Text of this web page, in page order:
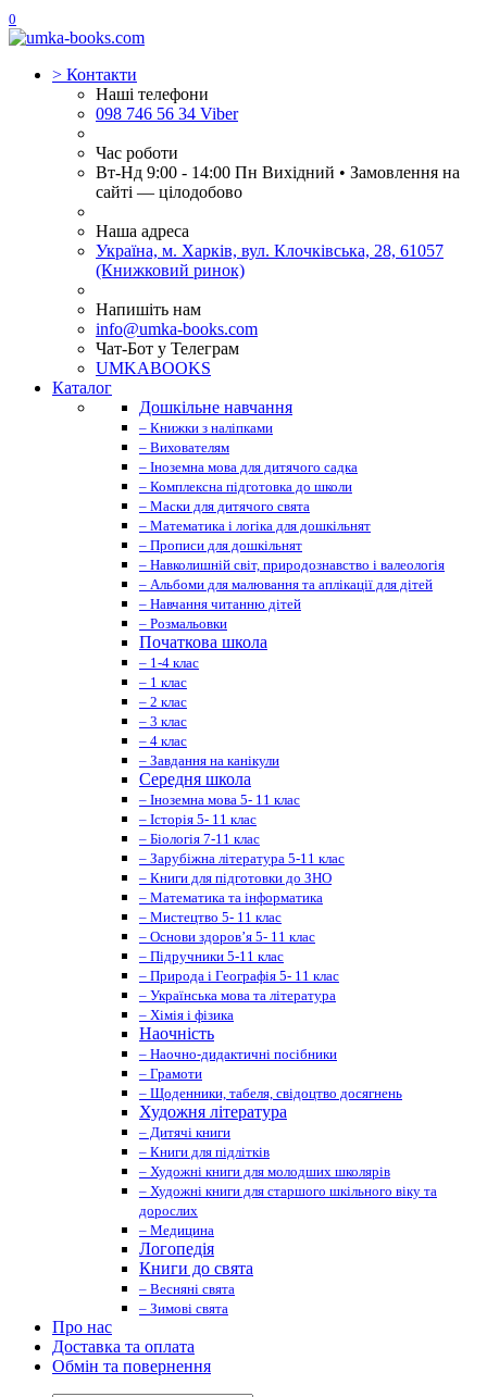
0
> Контакти
Наші телефони
098 746 56 34 Viber
Час роботи
Вт-Нд 9:00 - 14:00 Пн Вихідний • Замовлення на
сайті — цілодобово
Наша адреса
Україна, м. Харків, вул. Клочківська, 28, 61057
(Книжковий ринок)
Напишіть нам
info@umka-books.com
Чат-Бот у Телеграм
UMKABOOKS
Каталог
Дошкільне навчання
– Книжки з наліпками
– Вихователям
– Іноземна мова для дитячого садка
– Комплексна підготовка до школи
– Маски для дитячого свята
– Математика і логіка для дошкільнят
– Прописи для дошкільнят
– Навколишній світ, природознавство і валеологія
– Альбоми для малювання та аплікації для дітей
– Навчання читанню дітей
– Розмальовки
Початкова школа
– 1-4 клас
– 1 клас
– 2 клас
– 3 клас
– 4 клас
– Завдання на канікули
Середня школа
– Іноземна мова 5- 11 клас
– Історія 5- 11 клас
– Біологія 7-11 клас
– Зарубіжна література 5-11 клас
– Книги для підготовки до ЗНО
– Математика та інформатика
– Мистецтво 5- 11 клас
– Основи здоров’я 5- 11 клас
– Підручники 5-11 клас
– Природа і Географія 5- 11 клас
– Українська мова та література
– Хімія і фізика
Наочність
– Наочно-дидактичні посібники
– Грамоти
– Щоденники, табеля, свідоцтво досягнень
Художня література
– Дитячі книги
– Книги для підлітків
– Художні книги для молодших школярів
– Художні книги для старшого шкільного віку та
дорослих
– Медицина
Логопедія
Книги до свята
– Весняні свята
– Зимові свята
Про нас
Доставка та оплата
Обмін та повернення